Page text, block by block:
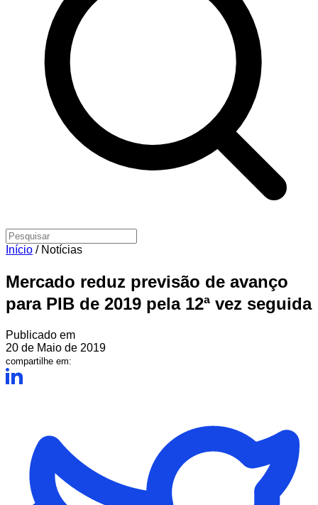
Início / Notícias
Mercado reduz previsão de avanço
para PIB de 2019 pela 12ª vez seguida
Publicado em
20 de Maio de 2019
compartilhe em: